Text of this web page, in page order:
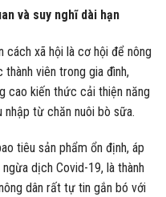
và suy nghĩ dài hạn
cách xã hội là cơ hội để nông
viên trong gia đình,
cao kiến thức cải thiện năng
từ chăn nuôi bò sữa.
tiêu sản phẩm ổn định, áp
dịch Covid-19, là thành
dân rất tự tin gắn bó với